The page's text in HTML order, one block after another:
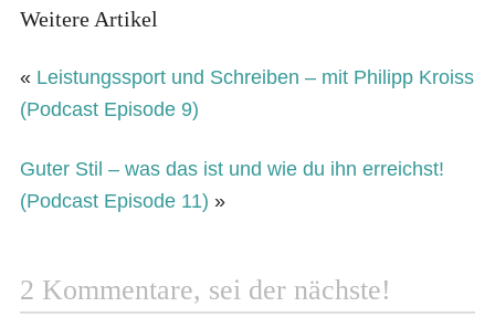
Weitere Artikel
« Leistungssport und Schreiben – mit Philipp Kroiss
(Podcast Episode 9)
Guter Stil – was das ist und wie du ihn erreichst!
(Podcast Episode 11) »
2 Kommentare, sei der nächste!